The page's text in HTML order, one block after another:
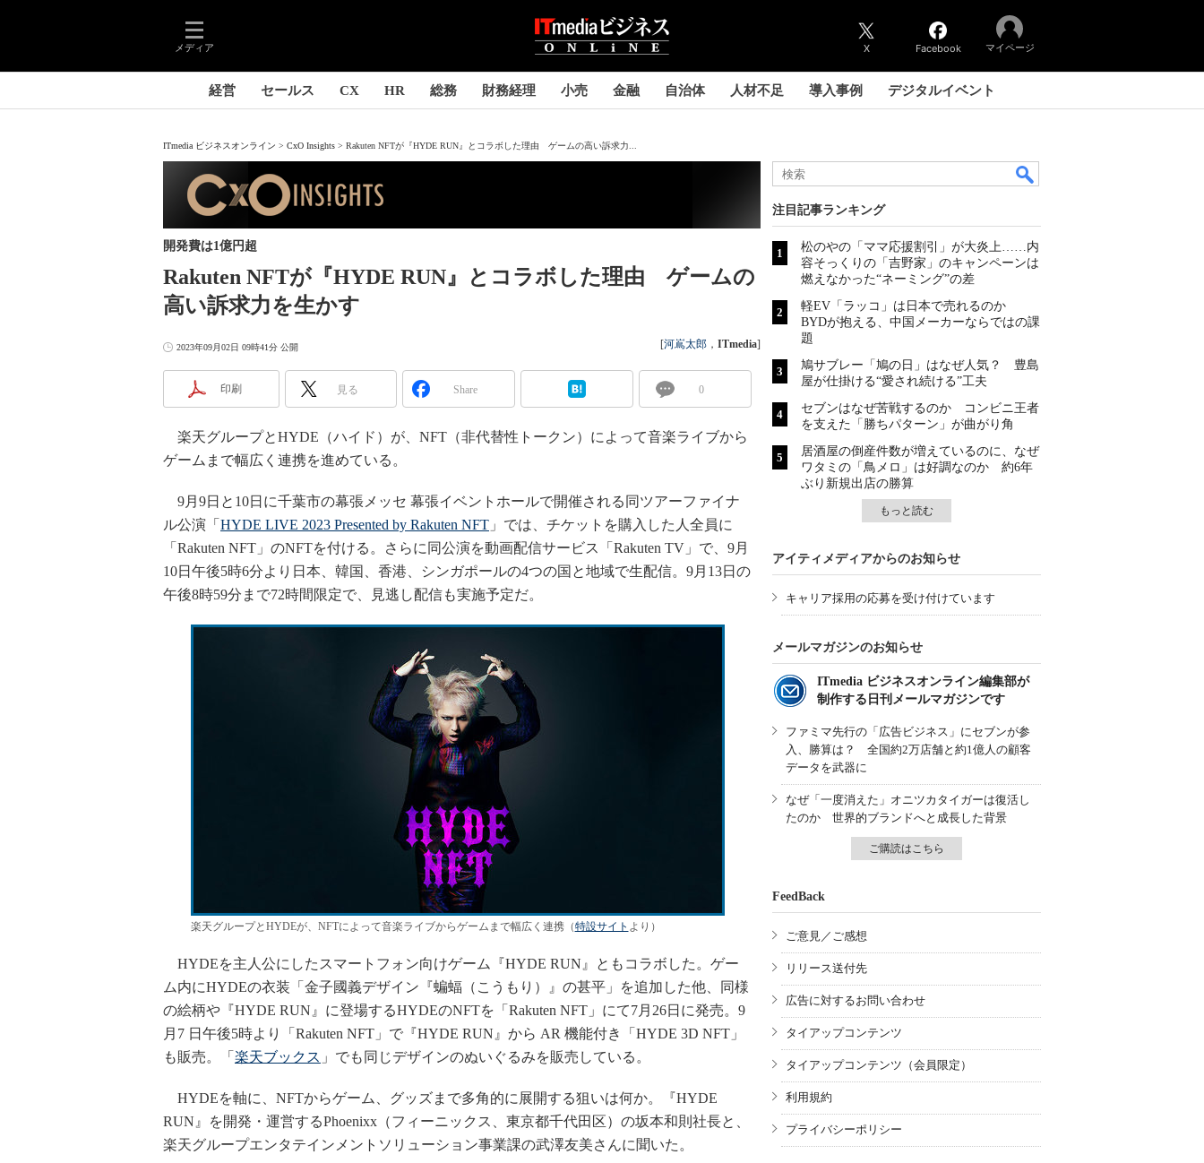
メディア X Facebook マイページ
経営 セールス CX HR 総務 財務経理 小売 金融 自治体 人材不足 導入事例 デジタルイベント
ITmedia ビジネスオンライン CxO Insights Rakuten NFTが『HYDE RUN』とコラボした理由 ゲームの高い訴求力...
Rakuten NFTが『HYDE RUN』とコラボした理由 ゲームの
高い訴求力を生かす
開発費は1億円超
2023年09月02日 09時41分 公開 [河嶌太郎 ， ITmedia]
印刷 見る Share 0
楽天グループとHYDE（ハイド）が、NFT（非代替性トークン）によって音楽ライブから
ゲームまで幅広く連携を進めている。
9月9日と10日に千葉市の幕張メッセ 幕張イベントホールで開催される同ツアーファイナ
ル公演「 HYDE LIVE 2023 Presented by Rakuten NFT 」では、チケットを購入した人全員に
「Rakuten NFT」のNFTを付ける。さらに同公演を動画配信サービス「Rakuten TV」で、9月
10日午後5時6分より日本、韓国、香港、シンガポールの4つの国と地域で生配信。9月13日の
午後8時59分まで72時間限定で、見逃し配信も実施予定だ。
楽天グループとHYDEが、NFTによって音楽ライブからゲームまで幅広く連携（特設サイト より）
HYDEを主人公にしたスマートフォン向けゲーム『HYDE RUN』ともコラボした。ゲー
ム内にHYDEの衣装「金子國義デザイン『蝙蝠（こうもり）』の甚平」を追加した他、同様
の絵柄や『HYDE RUN』に登場するHYDEのNFTを「Rakuten NFT」にて7月26日に発売。9
月7 日午後5時より「Rakuten NFT」で『HYDE RUN』から AR 機能付き「HYDE 3D NFT」
も販売。「 楽天ブックス 」でも同じデザインのぬいぐるみを販売している。
HYDEを軸に、NFTからゲーム、グッズまで多角的に展開する狙いは何か。『HYDE
RUN』を開発・運営するPhoenixx（フィーニックス、東京都千代田区）の坂本和則社長と、
楽天グループエンタテインメントソリューション事業課の武澤友美さんに聞いた。
注目記事ランキング
松のやの「ママ応援割引」が大炎上……内
容そっくりの「吉野家」のキャンペーンは
燃えなかった“ネーミング”の差
軽EV「ラッコ」は日本で売れるのか
BYDが抱える、中国メーカーならではの課
題
鳩サブレー「鳩の日」はなぜ人気？ 豊島
屋が仕掛ける“愛され続ける”工夫
セブンはなぜ苦戦するのか コンビニ王者
を支えた「勝ちパターン」が曲がり角
居酒屋の倒産件数が増えているのに、なぜ
ワタミの「鳥メロ」は好調なのか 約6年
ぶり新規出店の勝算
もっと読む
アイティメディアからのお知らせ
キャリア採用の応募を受け付けています
メールマガジンのお知らせ
ITmedia ビジネスオンライン編集部が
制作する日刊メールマガジンです
ファミマ先行の「広告ビジネス」にセブンが参
入、勝算は？ 全国約2万店舗と約1億人の顧客
データを武器に
なぜ「一度消えた」オニツカタイガーは復活し
たのか 世界的ブランドへと成長した背景
ご購読はこちら
FeedBack
ご意見／ご感想
リリース送付先
広告に対するお問い合わせ
タイアップコンテンツ
タイアップコンテンツ（会員限定）
利用規約
プライバシーポリシー